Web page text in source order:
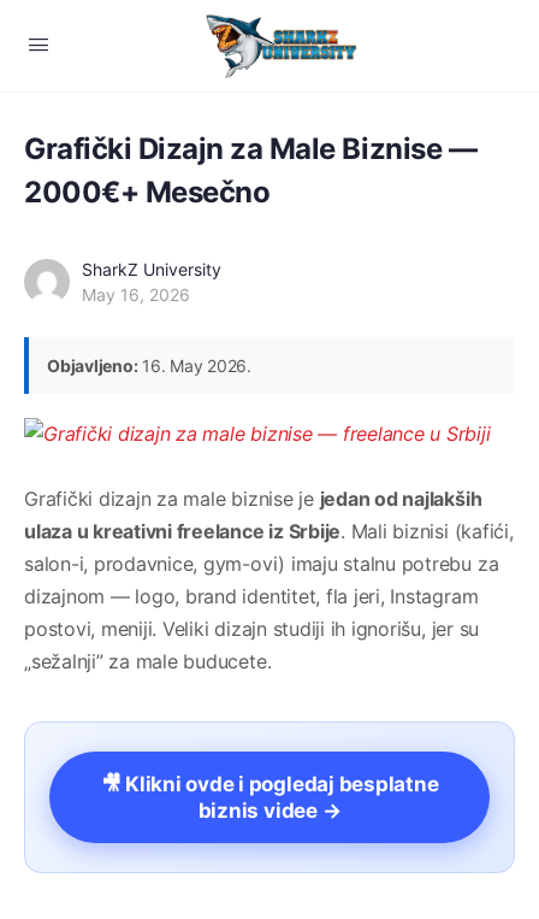
Grafički Dizajn za Male Biznise —
2000€+ Mesečno
SharkZ University
May 16, 2026
Objavljeno:16. May 2026.
Grafički dizajn za male biznise je jedan od najlakših
ulaza u kreativni freelance iz Srbije. Mali biznisi (kafići,
salon-i, prodavnice, gym-ovi) imaju stalnu potrebu za
dizajnom — logo, brand identitet, fla jeri, Instagram
postovi, meniji. Veliki dizajn studiji ih ignorišu, jer su
„sežalnji” za male buducete.
🎥 Klikni ovde i pogledaj besplatne
biznis videe →